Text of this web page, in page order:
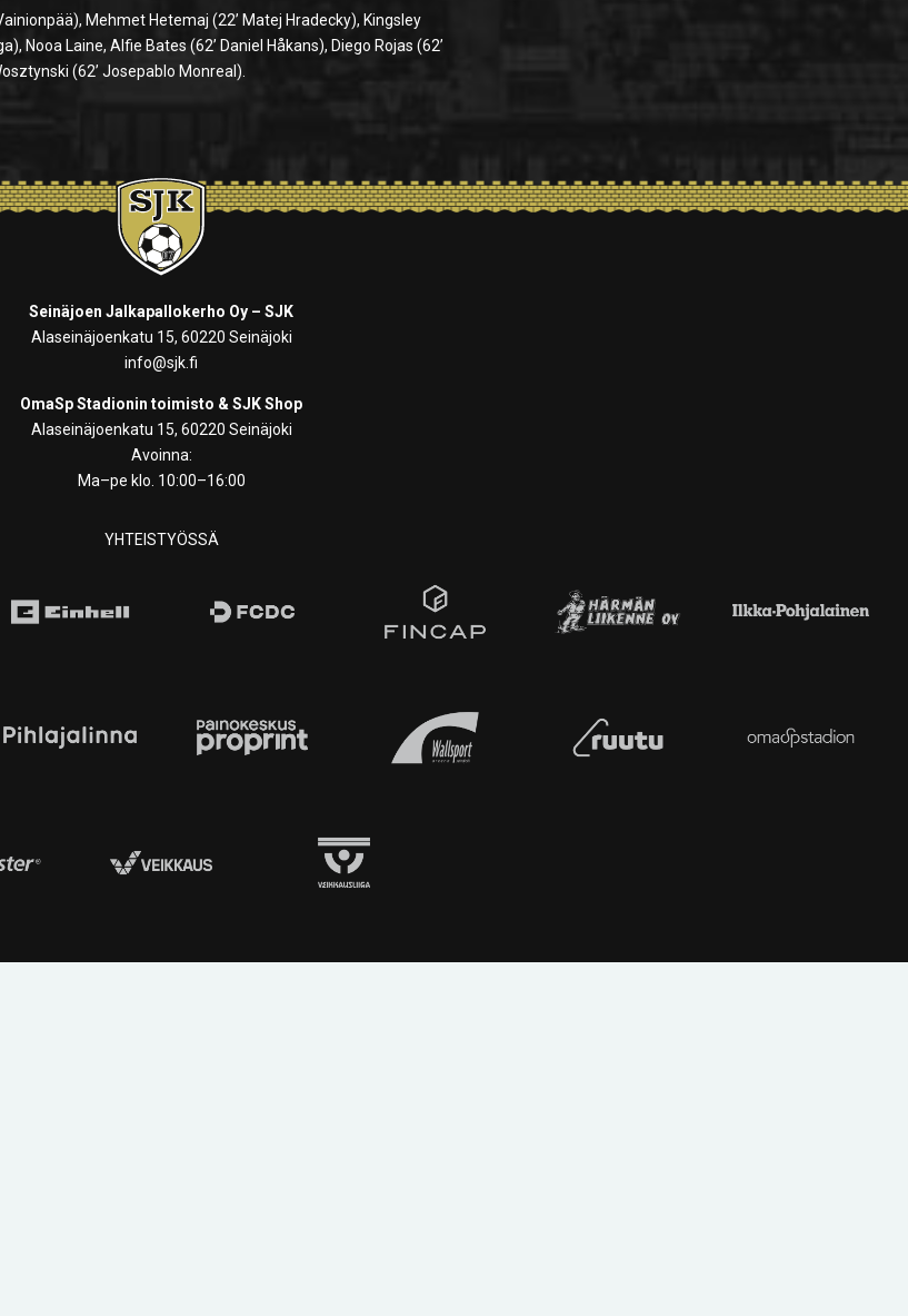
Mehmet Hetemaj (22’ Matej Hradecky), Kingsley
Nooa Laine, Alfie Bates (62’ Daniel Håkans), Diego Rojas (62’
(62’ Josepablo Monreal).
Seinäjoen Jalkapallokerho Oy – SJK
Alaseinäjoenkatu 15, 60220 Seinäjoki
info@sjk.fi
OmaSp Stadionin toimisto & SJK Shop
Alaseinäjoenkatu 15, 60220 Seinäjoki
Avoinna:
Ma–pe klo. 10:00–16:00
YHTEISTYÖSSÄ